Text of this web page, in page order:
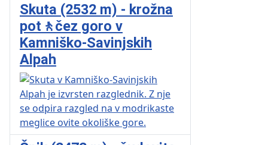
Skuta (2532 m) - krožna
pot🚶čez goro v
Kamniško-Savinjskih
Alpah